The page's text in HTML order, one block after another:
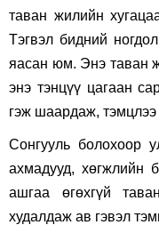
таван жилийн
Тэгвэл бидний
яасан юм. Энэ таван
энэ тэнцүү цагаан
гэж шаардаж,
Сонгууль болохоор
ахмадууд, хөгжлийн
ашгаа өгөхгүй
худалдаж ав гэвэл